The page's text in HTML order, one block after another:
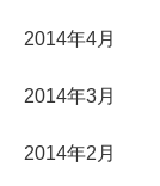
2014年4月
2014年3月
2014年2月